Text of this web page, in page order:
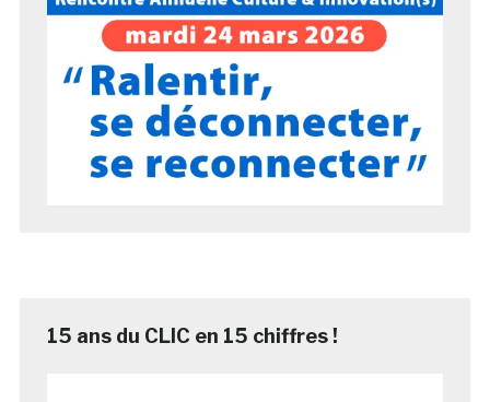
15 ans du CLIC en 15 chiffres !